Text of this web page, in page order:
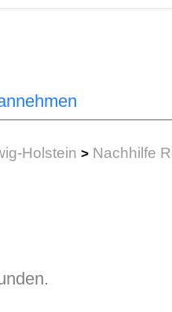
Holstein > Nachhilfe